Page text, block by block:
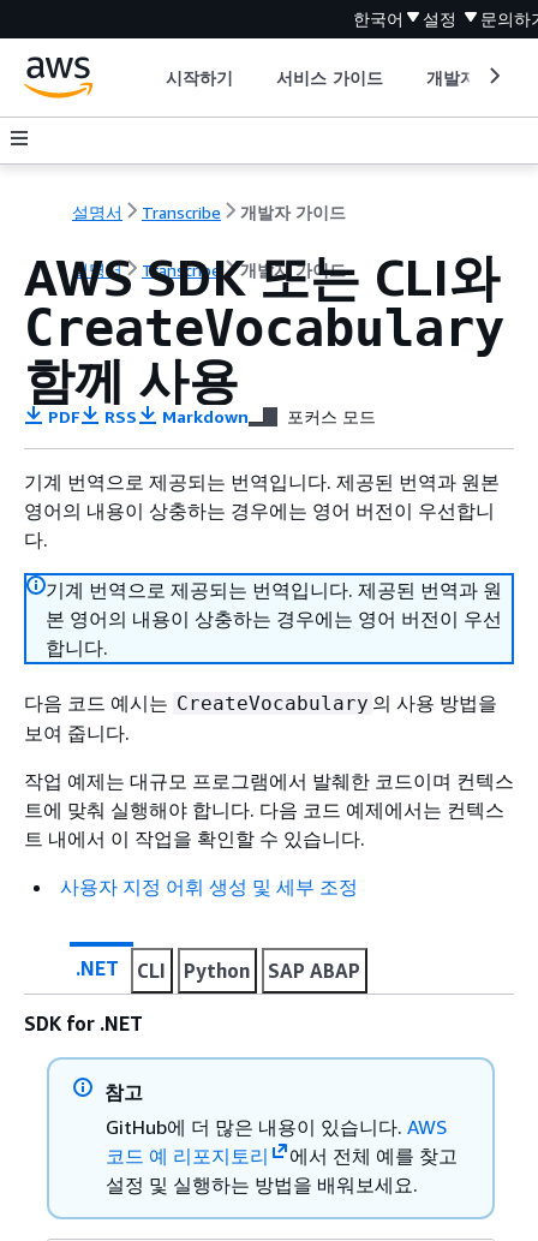
한국어 설정 문의하
시작하기 서비스 가이드 개발자 도구
설명서 Transcribe 개발자 가이드
설명서 Transcribe 개발자 가이드
AWS SDK 또는 CLI와
CreateVocabulary
함께 사용
PDF RSS Markdown 포커스 모드
기계 번역으로 제공되는 번역입니다. 제공된 번역과 원본
영어의 내용이 상충하는 경우에는 영어 버전이 우선합니
다.
기계 번역으로 제공되는 번역입니다. 제공된 번역과 원
본 영어의 내용이 상충하는 경우에는 영어 버전이 우선
합니다.
다음 코드 예시는 CreateVocabulary 의 사용 방법을
보여 줍니다.
작업 예제는 대규모 프로그램에서 발췌한 코드이며 컨텍스
트에 맞춰 실행해야 합니다. 다음 코드 예제에서는 컨텍스
트 내에서 이 작업을 확인할 수 있습니다.
사용자 지정 어휘 생성 및 세부 조정
.NET CLI Python SAP ABAP
SDK for .NET
참고
GitHub에 더 많은 내용이 있습니다. AWS
코드 예 리포지토리
에서 전체 예를 찾고
설정 및 실행하는 방법을 배워보세요.